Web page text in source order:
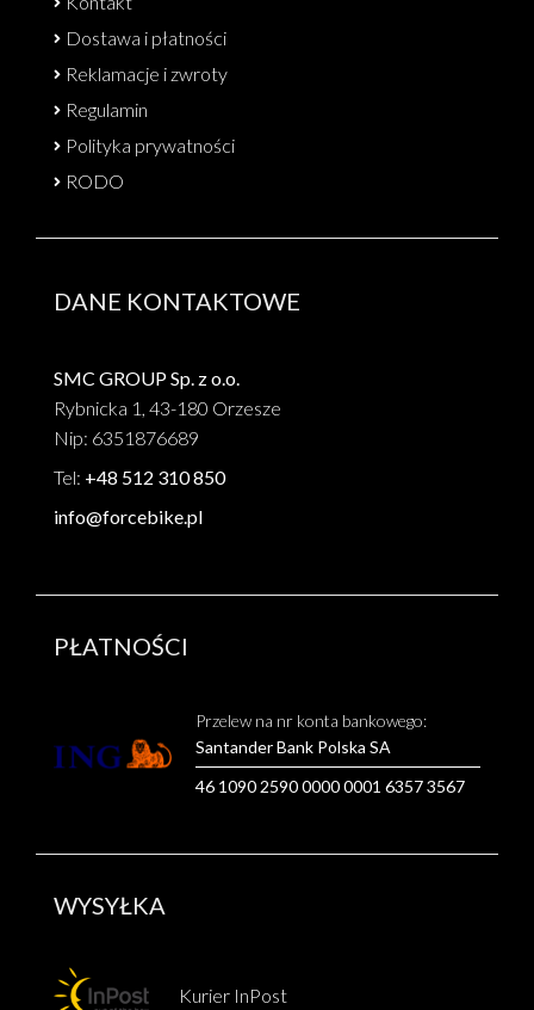
Dostawa i płatności
Reklamacje i zwroty
Regulamin
Polityka prywatności
RODO
DANE KONTAKTOWE
SMC GROUP Sp. z o.o.
Rybnicka 1, 43-180 Orzesze
Nip: 6351876689
Tel: +48 512 310 850
info@forcebike.pl
PŁATNOŚCI
Przelew na nr konta bankowego:
Santander Bank Polska SA
46 1090 2590 0000 0001 6357 3567
WYSYŁKA
Kurier InPost